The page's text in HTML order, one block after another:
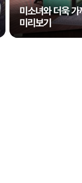
미소녀와 더욱
미리보기